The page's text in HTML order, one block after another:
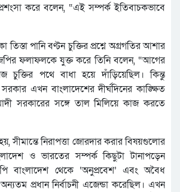
করে বলেন, “এই সম্পর্ক ইতিবাচকভাবে
তিস্তা পানি বণ্টন চুক্তির প্রশ্নে অগ্রগতির আশার
ফলাফলকে যুক্ত করে তিনি বলেন, “আগের
চুক্তির পথে বাধা হয়ে দাঁড়িয়েছিল। কিন্তু
এখন বাংলাদেশের দীর্ঘদিনের কাঙ্ক্ষিত
সরকারের সঙ্গে তাল মিলিয়ে কাজ করতে
সীমান্তে নিরাপত্তা জোরদার করার বিষয়গুলোর
ও ভারতের সম্পর্ক কিছুটা টানাপড়েন
বাংলাদেশ থেকে ‘অনুপ্রবেশ’ এবং অবৈধ
প্রধান নির্বাচনী এজেন্ডা করেছিল। এখন